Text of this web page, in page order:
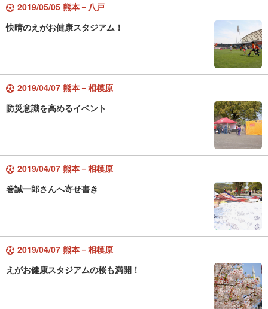
2019/05/05 熊本－八戸
快晴のえがお健康スタジアム！
2019/04/07 熊本－相模原
防災意識を高めるイベント
2019/04/07 熊本－相模原
巻誠一郎さんへ寄せ書き
2019/04/07 熊本－相模原
えがお健康スタジアムの桜も満開！